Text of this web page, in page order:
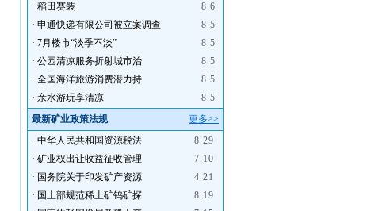
· 稻田赛装
8.6
· 申通快递有限公司被立案调查
8.5
· 7月楼市“淡季不淡”
8.5
· 公园清凉服务折射城市治
8.5
· 全国海洋旅游消费潜力持
8.5
· 亲水游玩享清凉
8.5
最新矿业政策法规
更多>>
· 中华人民共和国资源税法
8.29
· 矿业权出让收益征收管理
7.10
· 国务院关于印发矿产资源
4.21
· 国土部规范稀土矿钨矿探
8.19